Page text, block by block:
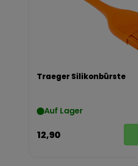
Traeger Silikonbürste
Auf Lager
12,90